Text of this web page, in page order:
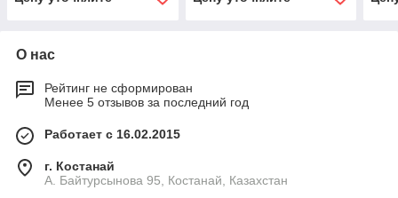
О нас
Рейтинг не сформирован
Менее 5 отзывов за последний год
Работает с 16.02.2015
г. Костанай
А. Байтурсынова 95, Костанай, Казахстан